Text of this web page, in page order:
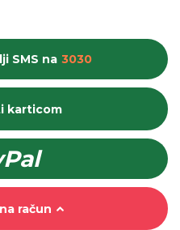
račun
karticom
SMS na 3030